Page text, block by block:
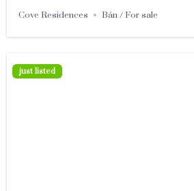
Cove Residences Bán / For sale
just listed